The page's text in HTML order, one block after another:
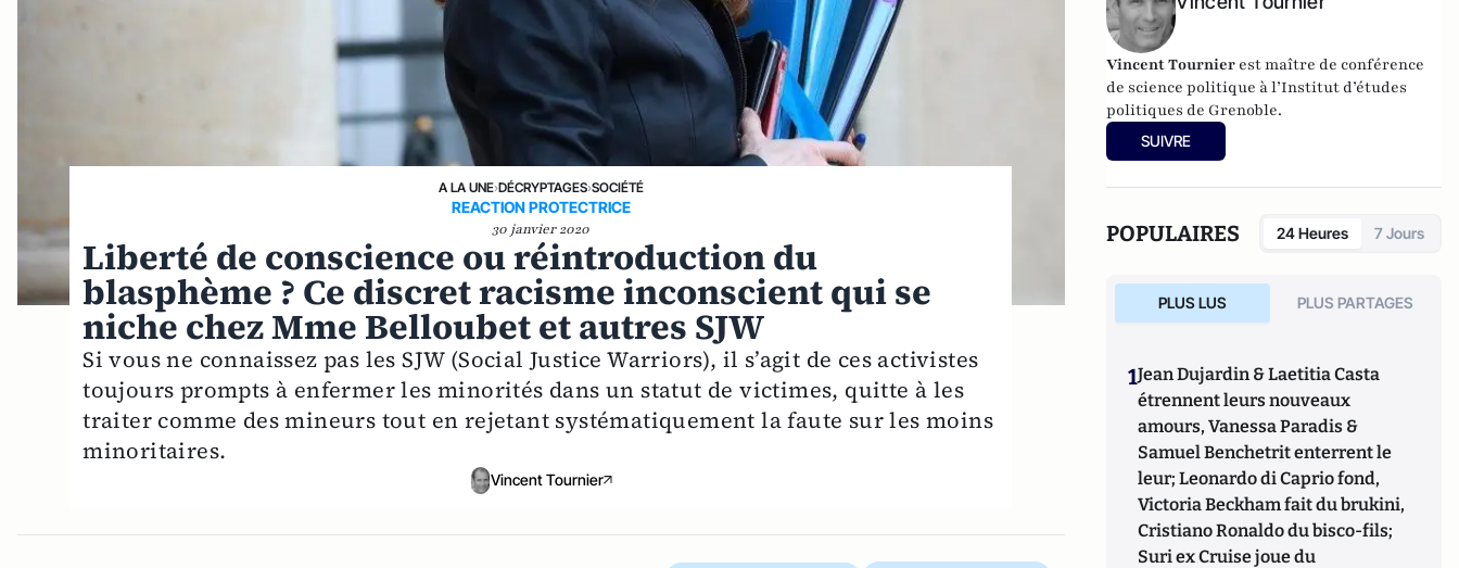
A LA UNE›DÉCRYPTAGES›SOCIÉTÉ
REACTION PROTECTRICE
30 janvier 2020
Liberté de conscience ou réintroduction du
blasphème ? Ce discret racisme inconscient qui se
niche chez Mme Belloubet et autres SJW
Si vous ne connaissez pas les SJW (Social Justice Warriors), il s’agit de ces activistes
toujours prompts à enfermer les minorités dans un statut de victimes, quitte à les
traiter comme des mineurs tout en rejetant systématiquement la faute sur les moins
minoritaires.
Vincent Tournier
Vincent Tournier est maître de conférence
de science politique à l’Institut d’études
politiques de Grenoble.
SUIVRE
POPULAIRES 24 Heures 7 Jours
PLUS LUS PLUS PARTAGES
1Jean Dujardin & Laetitia Casta
étrennent leurs nouveaux
amours, Vanessa Paradis &
Samuel Benchetrit enterrent le
leur; Leonardo di Caprio fond,
Victoria Beckham fait du brukini,
Cristiano Ronaldo du bisco-fils;
Suri ex Cruise joue du